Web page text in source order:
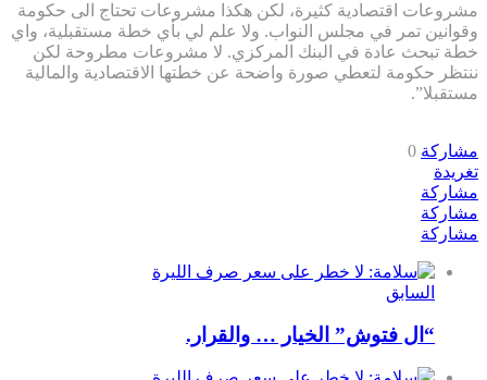
مشروعات اقتصادية كثيرة، لكن هكذا مشروعات تحتاج الى حكومة
وقوانين تمر في مجلس النواب. ولا علم لي بأي خطة مستقبلية، واي
خطة تبحث عادة في البنك المركزي. لا مشروعات مطروحة لكن
ننتظر حكومة لتعطي صورة واضحة عن خطتها الاقتصادية والمالية
مستقبلا”.
مشاركة 0
تغريدة
مشاركة
مشاركة
مشاركة
السابق
“ال فتوش” الخيار … والقرار.